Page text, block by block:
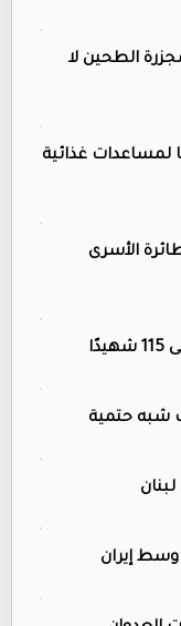
الطحين لا
لمساعدات غذائية
الأسرى
شبه حتمية
وسط إيران